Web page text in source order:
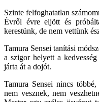
Szinte felfoghatatlan
Évről évre eljött és
kerestünk, de nem vettünk
Tamura Sensei tanítási
a szigor helyett a
járta át a dojót.
Tamura Sensei nincs
nem vesznek, nem